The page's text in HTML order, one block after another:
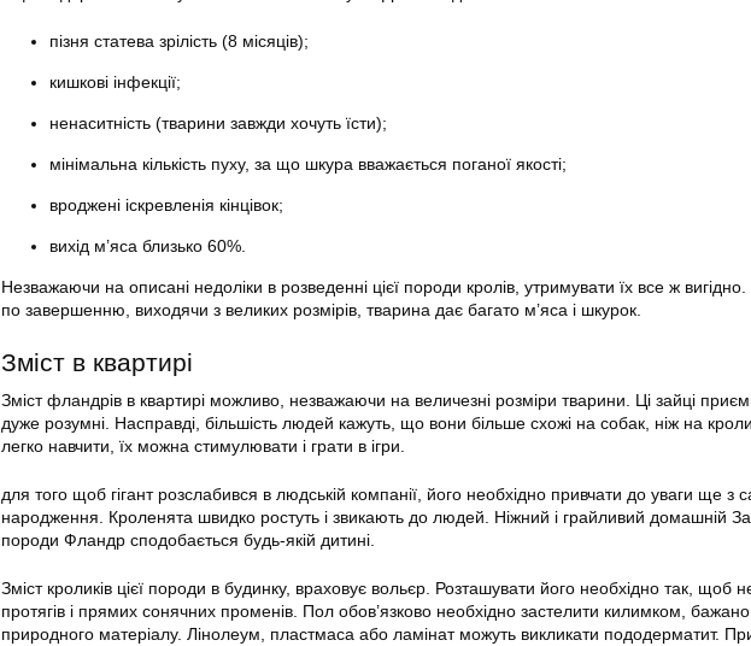
пізня статева зрілість (8 місяців);
кишкові інфекції;
ненаситність (тварини завжди хочуть їсти);
мінімальна кількість пуху, за що шкура вважається поганої якості;
вроджені іскревленія кінцівок;
вихід м’яса близько 60%.
Незважаючи на описані недоліки в розведенні цієї породи кролів, утримувати їх все ж вигідно.
по завершенню, виходячи з великих розмірів, тварина дає багато м’яса і шкурок.
Зміст в квартирі
Зміст фландрів в квартирі можливо, незважаючи на величезні розміри тварини. Ці зайці
дуже розумні. Насправді, більшість людей кажуть, що вони більше схожі на собак, ніж на
легко навчити, їх можна стимулювати і грати в ігри.
для того щоб гігант розслабився в людській компанії, його необхідно привчати до уваги ще з
народження. Кроленята швидко ростуть і звикають до людей. Ніжний і грайливий домашній
породи Фландр сподобається будь-якій дитині.
Зміст кроликів цієї породи в будинку, враховує вольєр. Розташувати його необхідно так, щоб
протягів і прямих сонячних променів. Пол обов’язково необхідно застелити килимком,
природного матеріалу. Лінолеум, пластмаса або ламінат можуть викликати пододерматит.